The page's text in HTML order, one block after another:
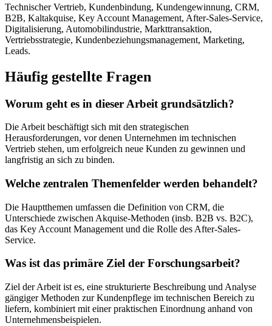
Technischer Vertrieb, Kundenbindung, Kundengewinnung, CRM,
B2B, Kaltakquise, Key Account Management, After-Sales-Service,
Digitalisierung, Automobilindustrie, Markttransaktion,
Vertriebsstrategie, Kundenbeziehungsmanagement, Marketing,
Leads.
Häufig gestellte Fragen
Worum geht es in dieser Arbeit grundsätzlich?
Die Arbeit beschäftigt sich mit den strategischen
Herausforderungen, vor denen Unternehmen im technischen
Vertrieb stehen, um erfolgreich neue Kunden zu gewinnen und
langfristig an sich zu binden.
Welche zentralen Themenfelder werden behandelt?
Die Hauptthemen umfassen die Definition von CRM, die
Unterschiede zwischen Akquise-Methoden (insb. B2B vs. B2C),
das Key Account Management und die Rolle des After-Sales-
Service.
Was ist das primäre Ziel der Forschungsarbeit?
Ziel der Arbeit ist es, eine strukturierte Beschreibung und Analyse
gängiger Methoden zur Kundenpflege im technischen Bereich zu
liefern, kombiniert mit einer praktischen Einordnung anhand von
Unternehmensbeispielen.